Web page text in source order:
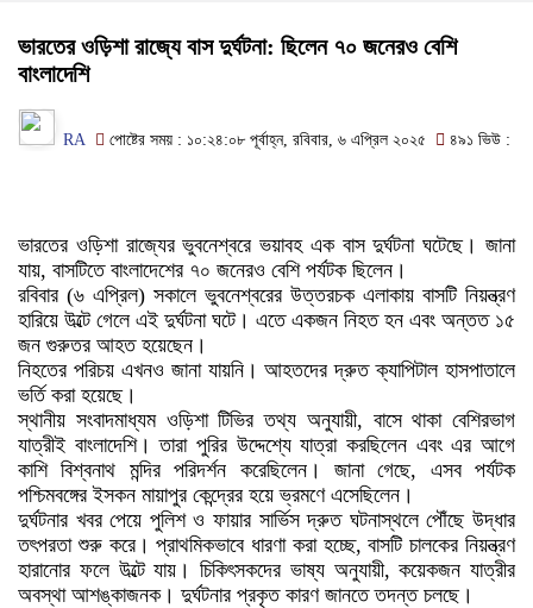
ভারতের ওড়িশা রাজ্যে বাস দুর্ঘটনা: ছিলেন ৭০ জনেরও বেশি
বাংলাদেশি
RA পোষ্টের সময় : ১০:২৪:০৮ পূর্বাহ্ন, রবিবার, ৬ এপ্রিল ২০২৫ ৪৯১ ভিউ :
ভারতের ওড়িশা রাজ্যের ভুবনেশ্বরে ভয়াবহ এক বাস দুর্ঘটনা ঘটেছে। জানা
যায়, বাসটিতে বাংলাদেশের ৭০ জনেরও বেশি পর্যটক ছিলেন।
রবিবার (৬ এপ্রিল) সকালে ভুবনেশ্বরের উত্তরচক এলাকায় বাসটি নিয়ন্ত্রণ
হারিয়ে উল্টে গেলে এই দুর্ঘটনা ঘটে। এতে একজন নিহত হন এবং অন্তত ১৫
জন গুরুতর আহত হয়েছেন।
নিহতের পরিচয় এখনও জানা যায়নি। আহতদের দ্রুত ক্যাপিটাল হাসপাতালে
ভর্তি করা হয়েছে।
স্থানীয় সংবাদমাধ্যম ওড়িশা টিভির তথ্য অনুযায়ী, বাসে থাকা বেশিরভাগ
যাত্রীই বাংলাদেশি। তারা পুরির উদ্দেশ্যে যাত্রা করছিলেন এবং এর আগে
কাশি বিশ্বনাথ মন্দির পরিদর্শন করেছিলেন। জানা গেছে, এসব পর্যটক
পশ্চিমবঙ্গের ইসকন মায়াপুর কেন্দ্রের হয়ে ভ্রমণে এসেছিলেন।
দুর্ঘটনার খবর পেয়ে পুলিশ ও ফায়ার সার্ভিস দ্রুত ঘটনাস্থলে পৌঁছে উদ্ধার
তৎপরতা শুরু করে। প্রাথমিকভাবে ধারণা করা হচ্ছে, বাসটি চালকের নিয়ন্ত্রণ
হারানোর ফলে উল্টে যায়। চিকিৎসকদের ভাষ্য অনুযায়ী, কয়েকজন যাত্রীর
অবস্থা আশঙ্কাজনক। দুর্ঘটনার প্রকৃত কারণ জানতে তদন্ত চলছে।